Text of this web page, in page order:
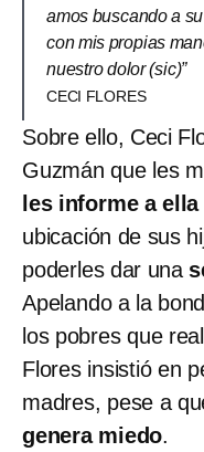
amos buscando a
con mis propias
nuestro dolor (sic)”
CECI FLORES
Sobre ello, Ceci
Guzmán que les
les informe a
ubicación de sus
poderles dar una
Apelando a la
los pobres que
Flores insistió en
madres, pese a
genera miedo.